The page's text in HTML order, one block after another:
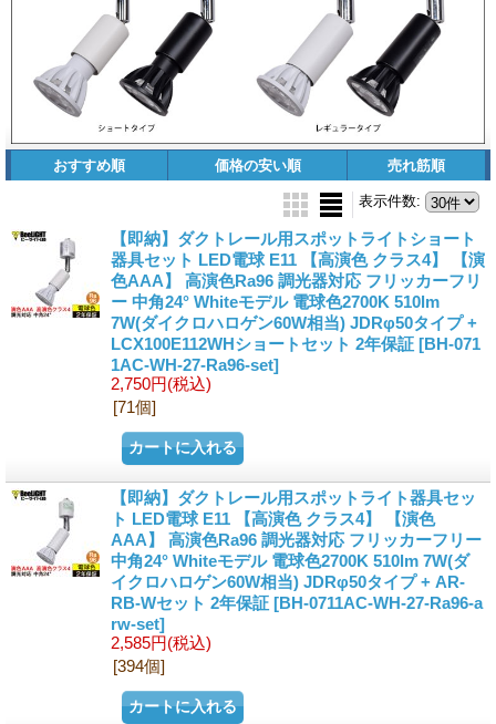
おすすめ順 価格の安い順 売れ筋順
表示件数:
【即納】ダクトレール用スポットライトショート
器具セット LED電球 E11 【高演色 クラス4】 【演
色AAA】 高演色Ra96 調光器対応 フリッカーフリ
ー 中角24° Whiteモデル 電球色2700K 510lm
7W(ダイクロハロゲン60W相当) JDRφ50タイプ +
LCX100E112WHショートセット 2年保証 [BH-071
1AC-WH-27-Ra96-set]
2,750円(税込)
[71個]
【即納】ダクトレール用スポットライト器具セッ
ト LED電球 E11 【高演色 クラス4】 【演色
AAA】 高演色Ra96 調光器対応 フリッカーフリー
中角24° Whiteモデル 電球色2700K 510lm 7W(ダ
イクロハロゲン60W相当) JDRφ50タイプ + AR-
RB-Wセット 2年保証 [BH-0711AC-WH-27-Ra96-a
rw-set]
2,585円(税込)
[394個]